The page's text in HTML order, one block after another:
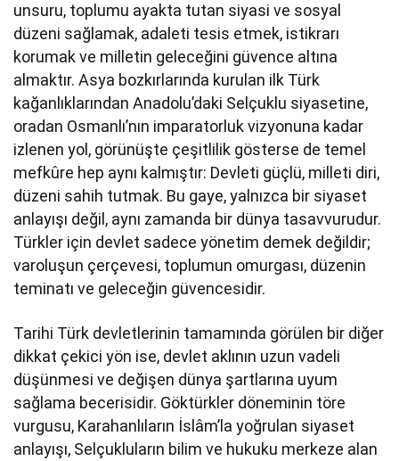
unsuru, toplumu ayakta tutan siyasi ve sosyal
düzeni sağlamak, adaleti tesis etmek, istikrarı
korumak ve milletin geleceğini güvence altına
almaktır. Asya bozkırlarında kurulan ilk Türk
kağanlıklarından Anadolu’daki Selçuklu siyasetine,
oradan Osmanlı’nın imparatorluk vizyonuna kadar
izlenen yol, görünüşte çeşitlilik gösterse de temel
mefkûre hep aynı kalmıştır: Devleti güçlü, milleti diri,
düzeni sahih tutmak. Bu gaye, yalnızca bir siyaset
anlayışı değil, aynı zamanda bir dünya tasavvurudur.
Türkler için devlet sadece yönetim demek değildir;
varoluşun çerçevesi, toplumun omurgası, düzenin
teminatı ve geleceğin güvencesidir.
Tarihi Türk devletlerinin tamamında görülen bir diğer
dikkat çekici yön ise, devlet aklının uzun vadeli
düşünmesi ve değişen dünya şartlarına uyum
sağlama becerisidir. Göktürkler döneminin töre
vurgusu, Karahanlıların İslâm’la yoğrulan siyaset
anlayışı, Selçukluların bilim ve hukuku merkeze alan